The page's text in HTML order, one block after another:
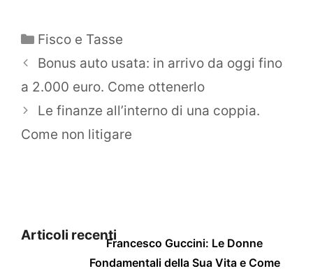
Categorie
Fisco e Tasse
Bonus auto usata: in arrivo da oggi fino
a 2.000 euro. Come ottenerlo
Le finanze all’interno di una coppia.
Come non litigare
Articoli recentiFrancesco Guccini: Le Donne
Fondamentali della Sua Vita e Come